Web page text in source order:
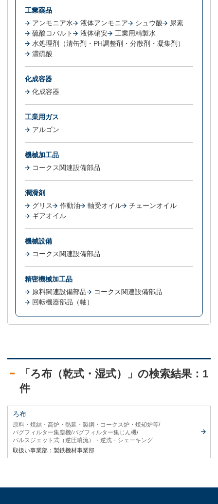
工業薬品
アンモニア水
液体アンモニア シュウ酸
尿素
硫酸コバルト
液体硝安
工業用精製水
水処理剤（清缶剤・PH調整剤・分散剤・凝集剤）
濃硫酸
化成容器
化成容器
工業用ガス
アルゴン
機械加工品
コークス関連設備部品
潤滑剤
グリス
作動油 軸受オイル
チェーンオイル
ギアオイル
機械設備
コークス関連設備部品
精密機械加工品
原料関連設備部品
コークス関連設備部品
回転機器部品（軸）
「ろ布（乾式・湿式）」の検索結果：1
件
ろ布
原料・焼結・高炉・熱延・製鋼・コークス炉・焼却炉等
バグフィルター集塵機 バグフィルター集じん機
パルスジェット式（逆圧噴流）・逆洗・シェーキング
取扱い事業部： 製鉄機材事業部